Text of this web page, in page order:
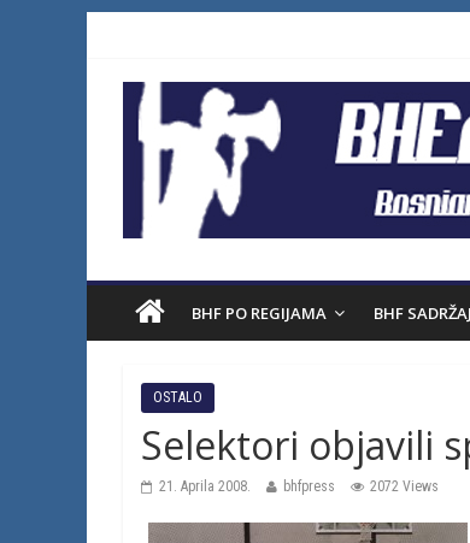
BHF PO REGIJAMA BHF SADRŽAJ
OSTALO
Selektori objavili
21. Aprila 2008. bhfpress 2072 Views